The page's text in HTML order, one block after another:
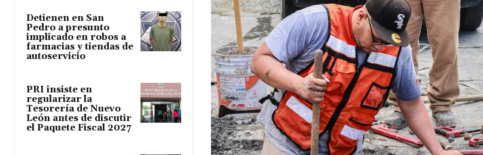
Detienen en San
Pedro a presunto
implicado en robos a
farmacias y tiendas de
autoservicio
PRI insiste en
regularizar la
Tesorería de Nuevo
León antes de discutir
el Paquete Fiscal 2027